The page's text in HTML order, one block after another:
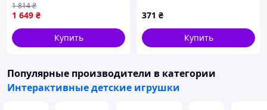
1 649 ₴
1 814₴
Купить
371 ₴
Купить
Популярные производители в категории
Интерактивные детские игрушки